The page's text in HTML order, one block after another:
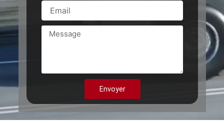
Email
Message
Envoyer